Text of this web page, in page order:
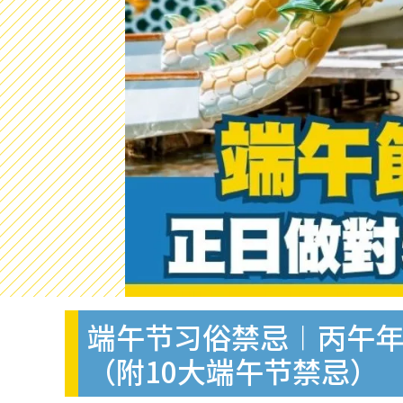
端午节习俗禁忌︱丙
（附10大端午节禁忌）